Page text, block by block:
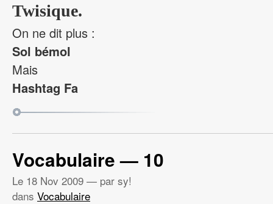
Twisique.
On ne dit plus :
Sol bémol
Mais
Hashtag Fa
Vocabulaire — 10
Le 18 Nov 2009 — par sy!
dans Vocabulaire